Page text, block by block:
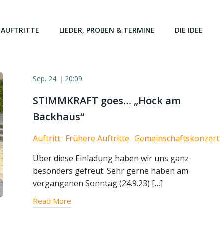
AUFTRITTE LIEDER, PROBEN & TERMINE DIE IDEE
Sep. 24 | 20:09
STIMMKRAFT goes… „Hock am
Backhaus“
Auftritt Frühere Auftritte Gemeinschaftskonzert
Über diese Einladung haben wir uns ganz
besonders gefreut: Sehr gerne haben am
vergangenen Sonntag (24.9.23) […]
Read More